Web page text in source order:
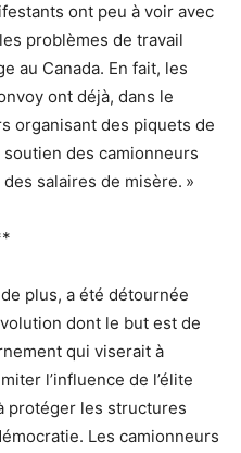
ont peu à voir avec
problèmes de travail
au Canada. En fait, les
ont déjà, dans le
organisant des piquets de
des camionneurs
salaires de misère. »
plus, a été détournée
dont le but est de
qui viserait à
l’influence de l’élite
protéger les structures
Les camionneurs